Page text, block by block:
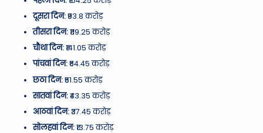
दूसरा दिन:₹93.8 करोड़
तीसरा दिन:₹119.25 करोड़
चौथा दिन:₹141.05 करोड़
पांचवां दिन:₹64.45 करोड़
छठा दिन:₹51.55 करोड़
सातवां दिन:₹43.35 करोड़
आठवां दिन:₹37.45 करोड़
सोलहवां दिन:₹13.75 करोड़